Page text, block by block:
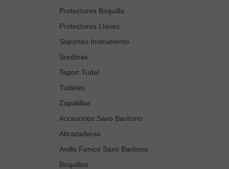
Protectores Boquilla
Protectores Llaves
Soportes Instrumento
Sordinas
Tapon Tudel
Tudeles
Zapatillas
Accesorios Saxo Barítono
Abrazaderas
Anillo Fonico Saxo Baritono
Boquillas